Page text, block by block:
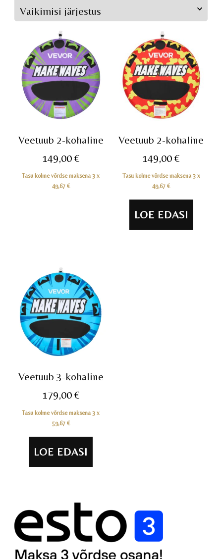
Veetuub 2-kohaline
149,00 €
Tasu kolme võrdse maksena 3 x
49,67 €
Veetuub 2-kohaline
149,00€
Tasu kolme võrdse maksena 3 x
49,67€
LOE EDASI
Veetuub 3-kohaline
179,00 €
Tasu kolme võrdse maksena 3 x
59,67 €
LOE EDASI